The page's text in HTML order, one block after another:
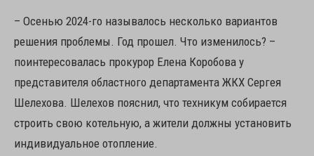
– Осенью 2024-го называлось несколько вариантов
решения проблемы. Год прошел. Что изменилось? –
поинтересовалась прокурор Елена Коробова у
представителя областного департамента ЖКХ Сергея
Шелехова. Шелехов пояснил, что техникум собирается
строить свою котельную, а жители должны установить
индивидуальное отопление.